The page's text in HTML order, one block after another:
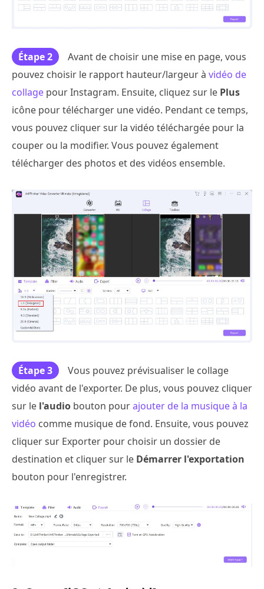
Étape 2
Avant de choisir une mise en page, vous
pouvez choisir le rapport hauteur/largeur à vidéo de
collage pour Instagram. Ensuite, cliquez sur le Plus
icône pour télécharger une vidéo. Pendant ce temps,
vous pouvez cliquer sur la vidéo téléchargée pour la
couper ou la modifier. Vous pouvez également
télécharger des photos et des vidéos ensemble.
Étape 3
Vous pouvez prévisualiser le collage
vidéo avant de l'exporter. De plus, vous pouvez cliquer
sur le l'audio bouton pourajouter de la musique à la
vidéo comme musique de fond. Ensuite, vous pouvez
cliquer sur Exporter pour choisir un dossier de
destination et cliquer sur le Démarrer l'exportation
bouton pour l'enregistrer.